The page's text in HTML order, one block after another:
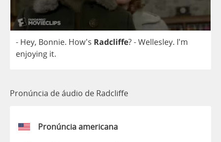
- Hey, Bonnie. How's Radcliffe?-Wellesley. I'm
enjoying it.
Pronúncia de áudio de Radcliffe
Pronúncia americana